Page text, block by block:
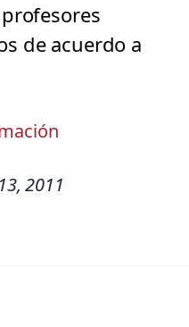
de acuerdo a
2011